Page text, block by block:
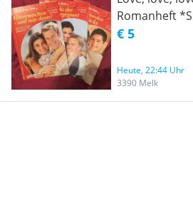
Romanheft
€ 5
Heute, 22:44 Uhr
3390 Melk